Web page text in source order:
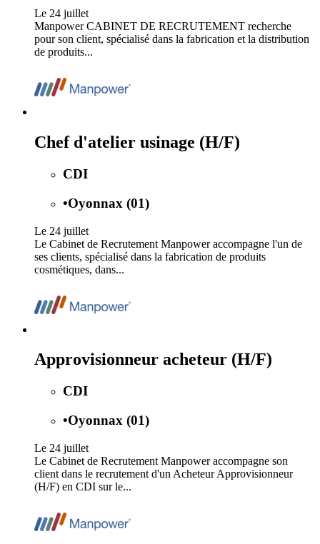
Le 24 juillet
Manpower CABINET DE RECRUTEMENT recherche
pour son client, spécialisé dans la fabrication et la distribution
de produits...
Chef d'atelier usinage (H/F)
CDI
•Oyonnax (01)
Le 24 juillet
Le Cabinet de Recrutement Manpower accompagne l'un de
ses clients, spécialisé dans la fabrication de produits
cosmétiques, dans...
Approvisionneur acheteur (H/F)
CDI
•Oyonnax (01)
Le 24 juillet
Le Cabinet de Recrutement Manpower accompagne son
client dans le recrutement d'un Acheteur Approvisionneur
(H/F) en CDI sur le...